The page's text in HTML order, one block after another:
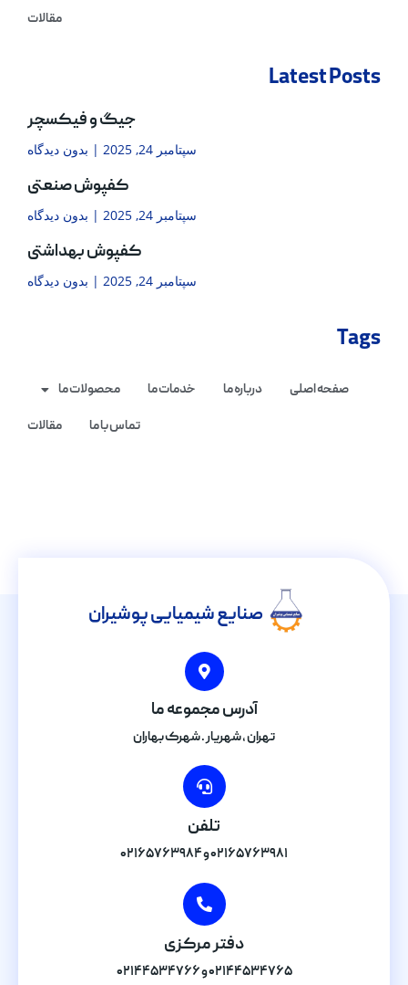
مقالات
Latest Posts
جیگ و فیکسچر
سپتامبر 24, 2025 بدون دیدگاه
کفپوش صنعتی
سپتامبر 24, 2025 بدون دیدگاه
کفپوش بهداشتی
سپتامبر 24, 2025 بدون دیدگاه
Tags
صفحه اصلی درباره ما خدمات ما
محصولات ما
تماس با ما
مقالات
صنایع شیمیایی پوشیران
آدرس مجموعه ما
تهران , شهریار . شهرک بهاران
تلفن
۰۲۱۶۵۷۶۳۹۸۱ و ۰۲۱۶۵۷۶۳۹۸۴
دفتر مرکزی
۰۲۱۴۴۵۳۴۷۶۵ و ۰۲۱۴۴۵۳۴۷۶۶